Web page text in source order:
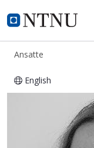
NTNU Hjemmeside
ntnu.no
Ansatte
English
Hilde Eikemo